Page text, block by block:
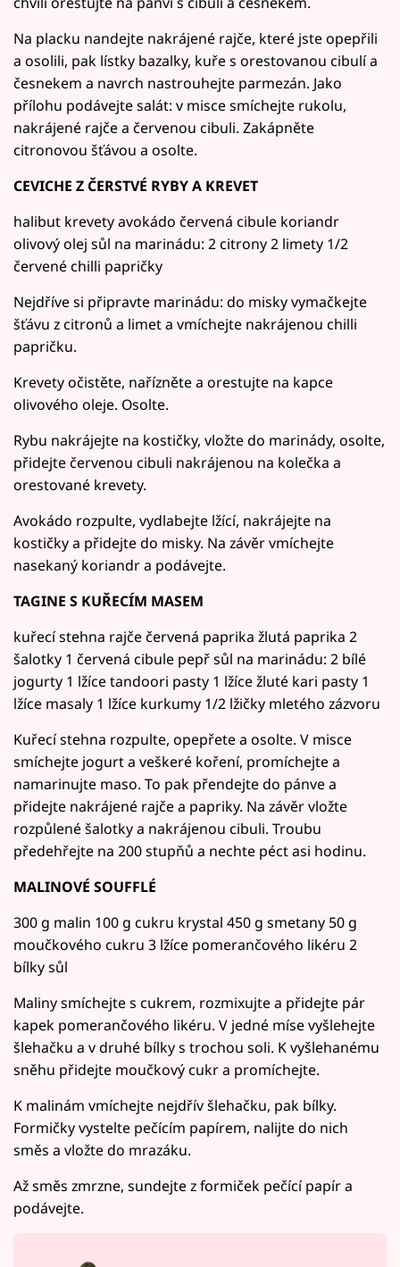
Na placku nandejte nakrájené rajče, které jste opepřili
a osolili, pak lístky bazalky, kuře s orestovanou cibulí a
česnekem a navrch nastrouhejte parmezán. Jako
přílohu podávejte salát: v misce smíchejte rukolu,
nakrájené rajče a červenou cibuli. Zakápněte
citronovou šťávou a osolte.
CEVICHE Z ČERSTVÉ RYBY A KREVET
halibut krevety avokádo červená cibule koriandr
olivový olej sůl na marinádu: 2 citrony 2 limety 1/2
červené chilli papričky
Nejdříve si připravte marinádu: do misky vymačkejte
šťávu z citronů a limet a vmíchejte nakrájenou chilli
papričku.
Krevety očistěte, nařízněte a orestujte na kapce
olivového oleje. Osolte.
Rybu nakrájejte na kostičky, vložte do marinády, osolte,
přidejte červenou cibuli nakrájenou na kolečka a
orestované krevety.
Avokádo rozpulte, vydlabejte lžící, nakrájejte na
kostičky a přidejte do misky. Na závěr vmíchejte
nasekaný koriandr a podávejte.
TAGINE S KUŘECÍM MASEM
kuřecí stehna rajče červená paprika žlutá paprika 2
šalotky 1 červená cibule pepř sůl na marinádu: 2 bílé
jogurty 1 lžíce tandoori pasty 1 lžíce žluté kari pasty 1
lžíce masaly 1 lžíce kurkumy 1/2 lžičky mletého zázvoru
Kuřecí stehna rozpulte, opepřete a osolte. V misce
smíchejte jogurt a veškeré koření, promíchejte a
namarinujte maso. To pak přendejte do pánve a
přidejte nakrájené rajče a papriky. Na závěr vložte
rozpůlené šalotky a nakrájenou cibuli. Troubu
předehřejte na 200 stupňů a nechte péct asi hodinu.
MALINOVÉ SOUFFLÉ
300 g malin 100 g cukru krystal 450 g smetany 50 g
moučkového cukru 3 lžíce pomerančového likéru 2
bílky sůl
Maliny smíchejte s cukrem, rozmixujte a přidejte pár
kapek pomerančového likéru. V jedné míse vyšlehejte
šlehačku a v druhé bílky s trochou soli. K vyšlehanému
sněhu přidejte moučkový cukr a promíchejte.
K malinám vmíchejte nejdřív šlehačku, pak bílky.
Formičky vystelte pečícím papírem, nalijte do nich
směs a vložte do mrazáku.
Až směs zmrzne, sundejte z formiček pečící papír a
podávejte.